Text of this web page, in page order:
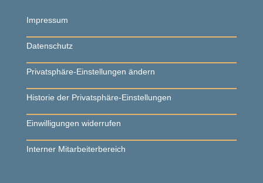
Impressum
Datenschutz
Privatsphäre-Einstellungen ändern
Historie der Privatsphäre-Einstellungen
Einwilligungen widerrufen
Interner Mitarbeiterbereich